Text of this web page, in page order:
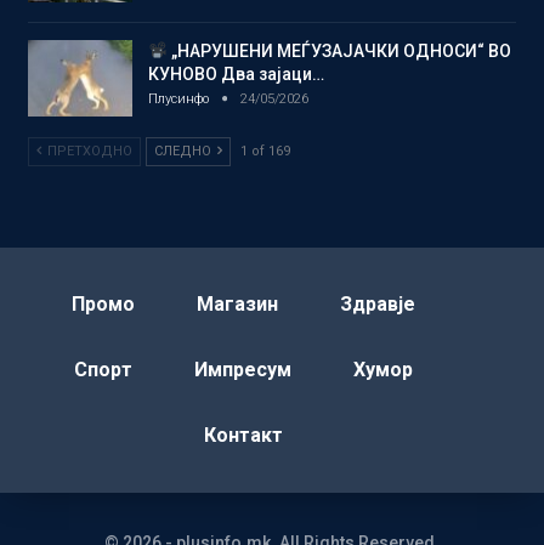
„НАРУШЕНИ МЕЃУЗАЈАЧКИ ОДНОСИ“ ВО
КУНОВО Два зајаци…
Плусинфо 24/05/2026
ПРЕТХОДНО СЛЕДНО 1 of 169
Промо Магазин Здравје
Спорт Импресум Хумор
Контакт